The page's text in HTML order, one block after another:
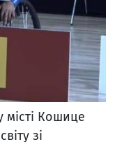
місті Кошице
зі